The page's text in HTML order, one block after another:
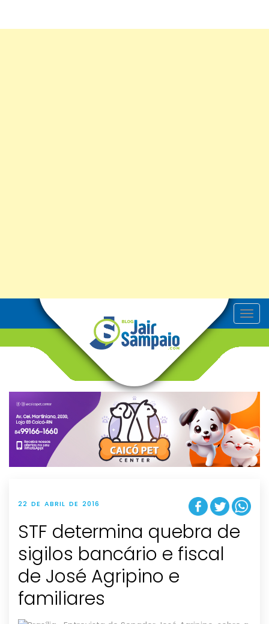
T
o
v
g
t
i
o
n
22 DE ABRIL DE 2016
STF determina quebra de
sigilos bancário e fiscal
de José Agripino e
familiares